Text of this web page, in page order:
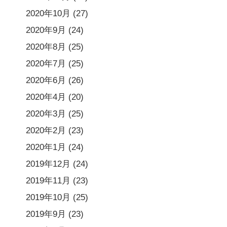
2020年10月 (27)
2020年9月 (24)
2020年8月 (25)
2020年7月 (25)
2020年6月 (26)
2020年4月 (20)
2020年3月 (25)
2020年2月 (23)
2020年1月 (24)
2019年12月 (24)
2019年11月 (23)
2019年10月 (25)
2019年9月 (23)